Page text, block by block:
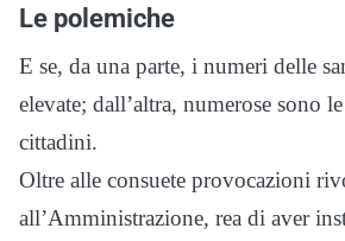
Le polemiche
E se, da una parte, i numeri delle
elevate; dall’altra, numerose sono
cittadini.
Oltre alle consuete provocazioni
all’Amministrazione, rea di aver